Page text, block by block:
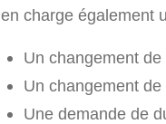
en charge également
Un changement
Un changement de
Une demande de